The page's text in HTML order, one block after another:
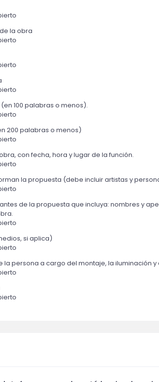
la obra
100 palabras o menos).
200 palabras o menos)
con fecha, hora y lugar de la función.
la propuesta (debe incluir artistas y
de la propuesta que incluya: nombres y
si aplica)
la persona a cargo del montaje, la iluminación